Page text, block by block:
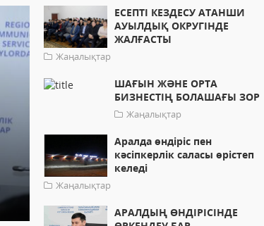
ЕСЕПТІ КЕЗДЕСУ АТАНШИ
АУЫЛДЫҚ ОКРУГІНДЕ
ЖАЛҒАСТЫ
Жаңалықтар
ШАҒЫН ЖӘНЕ ОРТА
БИЗНЕСТІҢ БОЛАШАҒЫ ЗОР
Жаңалықтар
Аралда өндіріс пен
кәсіпкерлік саласы өрістеп
келеді
Жаңалықтар
АРАЛДЫҢ ӨНДІРІСІНДЕ